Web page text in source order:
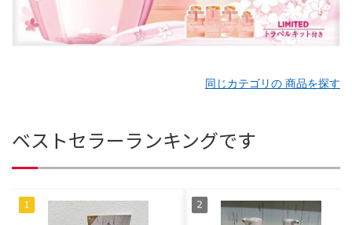
同じカテゴリの 商品を探す
ベストセラーランキングです